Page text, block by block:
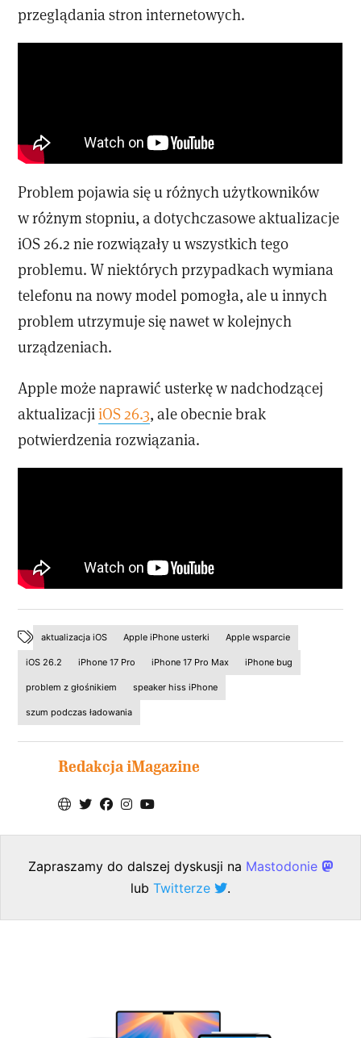
przeglądania stron internetowych.
Problem pojawia się u różnych użytkowników
w różnym stopniu, a dotychczasowe aktualizacje
iOS 26.2 nie rozwiązały u wszystkich tego
problemu. W niektórych przypadkach wymiana
telefonu na nowy model pomogła, ale u innych
problem utrzymuje się nawet w kolejnych
urządzeniach.
Apple może naprawić usterkę w nadchodzącej
aktualizacjiiOS 26.3, ale obecnie brak
potwierdzenia rozwiązania.
aktualizacja iOS Apple iPhone usterki Apple wsparcie
iOS 26.2 iPhone 17 Pro iPhone 17 Pro Max iPhone bug
problem z głośnikiem speaker hiss iPhone
szum podczas ładowania
Redakcja iMagazine
Zapraszamy do dalszej dyskusji na Mastodonie
lub Twitterze .